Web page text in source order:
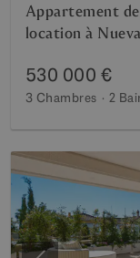
Appartement
location à
530 000 €
3 Chambres 2